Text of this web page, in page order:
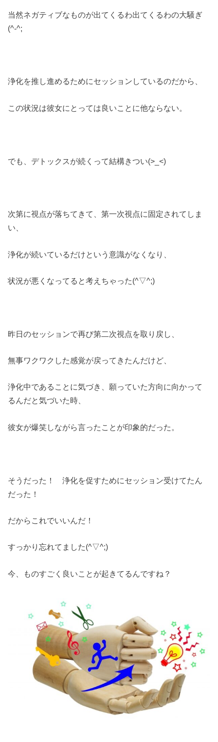
当然ネガティブなものが出てくるわ出てくるわの大騒ぎ
(^-^;
浄化を推し進めるためにセッションしているのだから、
この状況は彼女にとっては良いことに他ならない。
でも、デトックスが続くって結構きつい(>_<)
次第に視点が落ちてきて、第一次視点に固定されてしま
い、
浄化が続いているだけという意識がなくなり、
状況が悪くなってると考えちゃった(^▽^;)
昨日のセッションで再び第二次視点を取り戻し、
無事ワクワクした感覚が戻ってきたんだけど、
浄化中であることに気づき、願っていた方向に向かって
るんだと気づいた時、
彼女が爆笑しながら言ったことが印象的だった。
そうだった！ 浄化を促すためにセッション受けてたん
だった！
だからこれでいいんだ！
すっかり忘れてました(^▽^;)
今、ものすごく良いことが起きてるんですね？